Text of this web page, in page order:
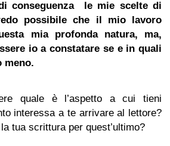
conseguenza le mie scelte di
possibile che il mio lavoro
mia profonda natura, ma,
io a constatare se e in quali
meno.
quale è l’aspetto a cui tieni
interessa a te arrivare al lettore?
tua scrittura per quest’ultimo?